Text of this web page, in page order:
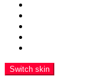
Switch skin